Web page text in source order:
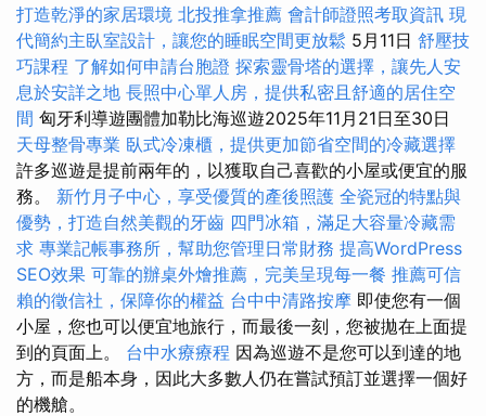
打造乾淨的家居環境 北投推拿推薦 會計師證照考取資訊 現
代簡約主臥室設計，讓您的睡眠空間更放鬆 5月11日 舒壓技
巧課程 了解如何申請台胞證 探索靈骨塔的選擇，讓先人安
息於安詳之地 長照中心單人房，提供私密且舒適的居住空
間 匈牙利導遊團體加勒比海巡遊2025年11月21日至30日
天母整骨專業 臥式冷凍櫃，提供更加節省空間的冷藏選擇
許多巡遊是提前兩年的，以獲取自己喜歡的小屋或便宜的服
務。 新竹月子中心，享受優質的產後照護 全瓷冠的特點與
優勢，打造自然美觀的牙齒 四門冰箱，滿足大容量冷藏需
求 專業記帳事務所，幫助您管理日常財務 提高WordPress
SEO效果 可靠的辦桌外燴推薦，完美呈現每一餐 推薦可信
賴的徵信社，保障你的權益 台中中清路按摩 即使您有一個
小屋，您也可以便宜地旅行，而最後一刻，您被拋在上面提
到的頁面上。 台中水療療程 因為巡遊不是您可以到達的地
方，而是船本身，因此大多數人仍在嘗試預訂並選擇一個好
的機艙。